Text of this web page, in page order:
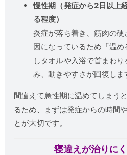
慢性期（発症から2日以上
る程度）
炎症が落ち着き、筋肉の
因になっているため「温
しタオルや入浴で首まわ
み、動きやすさが回復しま
間違えて急性期に温めてしまう
るため、まずは発症からの時間
とが大切です。
寝違えが治りに